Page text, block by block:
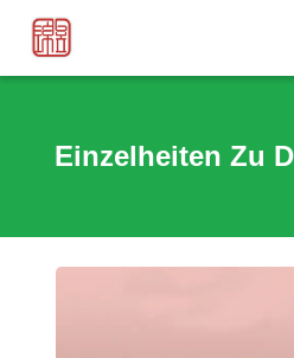
Einzelheiten Zu